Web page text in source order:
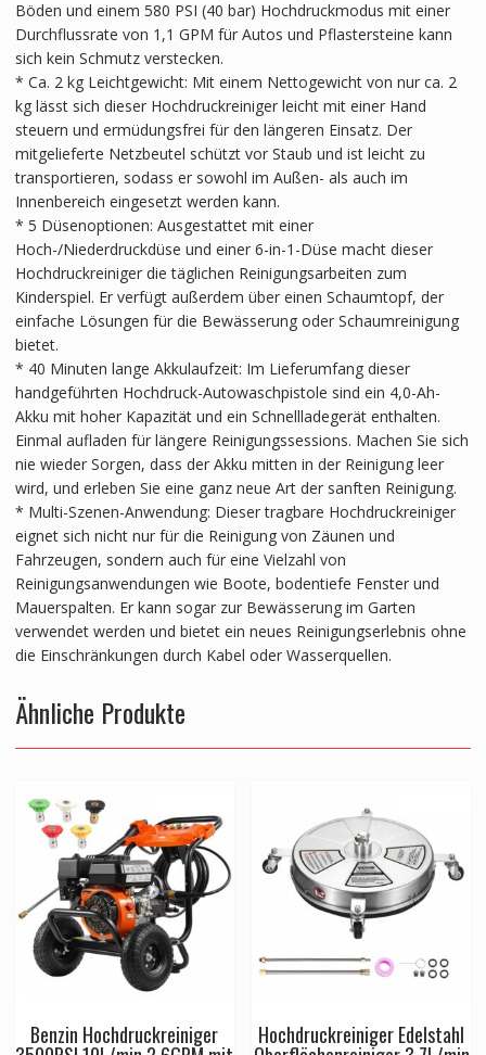
Menge
Böden und einem 580 PSI (40 bar) Hochdruckmodus mit einer
Durchflussrate von 1,1 GPM für Autos und Pflastersteine kann
sich kein Schmutz verstecken.
* Ca. 2 kg Leichtgewicht: Mit einem Nettogewicht von nur ca. 2
kg lässt sich dieser Hochdruckreiniger leicht mit einer Hand
steuern und ermüdungsfrei für den längeren Einsatz. Der
mitgelieferte Netzbeutel schützt vor Staub und ist leicht zu
transportieren, sodass er sowohl im Außen- als auch im
Innenbereich eingesetzt werden kann.
* 5 Düsenoptionen: Ausgestattet mit einer
Hoch-/Niederdruckdüse und einer 6-in-1-Düse macht dieser
Hochdruckreiniger die täglichen Reinigungsarbeiten zum
Kinderspiel. Er verfügt außerdem über einen Schaumtopf, der
einfache Lösungen für die Bewässerung oder Schaumreinigung
bietet.
* 40 Minuten lange Akkulaufzeit: Im Lieferumfang dieser
handgeführten Hochdruck-Autowaschpistole sind ein 4,0-Ah-
Akku mit hoher Kapazität und ein Schnellladegerät enthalten.
Einmal aufladen für längere Reinigungssessions. Machen Sie sich
nie wieder Sorgen, dass der Akku mitten in der Reinigung leer
wird, und erleben Sie eine ganz neue Art der sanften Reinigung.
* Multi-Szenen-Anwendung: Dieser tragbare Hochdruckreiniger
eignet sich nicht nur für die Reinigung von Zäunen und
Fahrzeugen, sondern auch für eine Vielzahl von
Reinigungsanwendungen wie Boote, bodentiefe Fenster und
Mauerspalten. Er kann sogar zur Bewässerung im Garten
verwendet werden und bietet ein neues Reinigungserlebnis ohne
die Einschränkungen durch Kabel oder Wasserquellen.
Ähnliche Produkte
Benzin Hochdruckreiniger Hochdruckreiniger Edelstahl